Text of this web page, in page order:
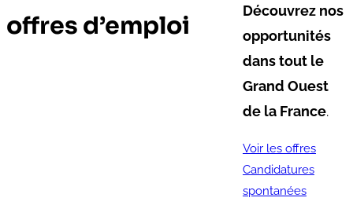
offres d’emploi
Découvrez nos
opportunités
dans tout le
Grand Ouest
de la France.
Voir les offres
Candidatures
spontanées